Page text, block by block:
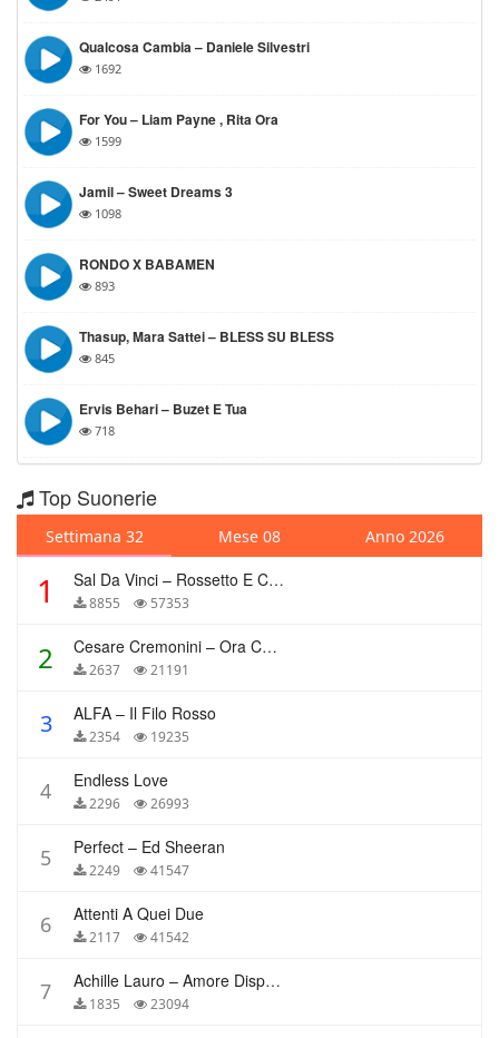
Qualcosa Cambia – Daniele Silvestri
1692
For You – Liam Payne , Rita Ora
1599
Jamil – Sweet Dreams 3
1098
RONDO X BABAMEN
893
Thasup, Mara Sattei – BLESS SU BLESS
845
Ervis Behari – Buzet E Tua
718
Top Suonerie
Settimana 32 Mese 08 Anno 2026
1 Sal Da Vinci – Rossetto E Caffè
8855 57353
2 Cesare Cremonini – Ora Che Non Ho Più Te
2637 21191
3 ALFA – Il Filo Rosso
2354 19235
4 Endless Love
2296 26993
5 Perfect – Ed Sheeran
2249 41547
6 Attenti A Quei Due
2117 41542
7 Achille Lauro – Amore Disperato
1835 23094